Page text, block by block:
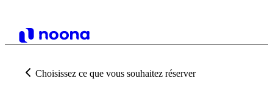
Choisissez ce que vous souhaitez réserver